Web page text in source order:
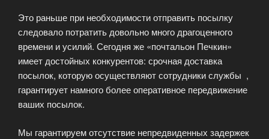
Это раньше при необходимости отправить посылку
следовало потратить довольно много драгоценного
времени и усилий. Сегодня же «почтальон Печкин»
имеет достойных конкурентов: срочная доставка
посылок, которую осуществляют сотрудники службы ,
гарантирует намного более оперативное передвижение
ваших посылок.
Мы гарантируем отсутствие непредвиденных задержек